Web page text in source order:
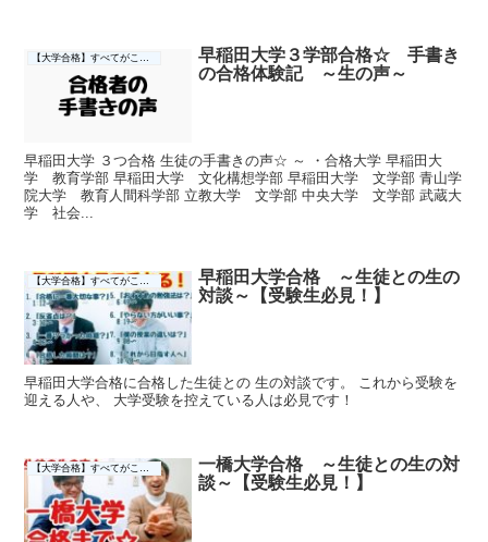
【大学合格】すべてがここに☆
早稲田大学３学部合格☆ 手書き
の合格体験記 ～生の声～
早稲田大学 ３つ合格 生徒の手書きの声☆ ～ ・合格大学 早稲田大
学 教育学部 早稲田大学 文化構想学部 早稲田大学 文学部 青山学
院大学 教育人間科学部 立教大学 文学部 中央大学 文学部 武蔵大
学 社会...
早稲田大学合格 ～生徒との生の
対談～【受験生必見！】
早稲田大学合格に合格した生徒との 生の対談です。 これから受験を
迎える人や、 大学受験を控えている人は必見です！
【大学合格】すべてがここに☆
一橋大学合格 ～生徒との生の対
談～【受験生必見！】